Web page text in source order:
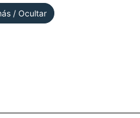
/ Ocultar